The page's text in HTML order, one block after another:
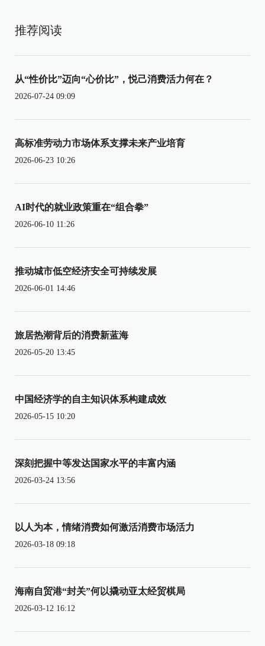
推荐阅读
从“性价比”迈向“心价比”，悦己消费活力何在？
2026-07-24 09:09
高标准劳动力市场体系支撑未来产业培育
2026-06-23 10:26
AI时代的就业政策重在“组合拳”
2026-06-10 11:26
推动城市低空经济安全可持续发展
2026-06-01 14:46
旅居热潮背后的消费新蓝海
2026-05-20 13:45
中国经济学的自主知识体系构建成效
2026-05-15 10:20
深刻把握中等发达国家水平的丰富内涵
2026-03-24 13:56
以人为本，情绪消费如何激活消费市场活力
2026-03-18 09:18
海南自贸港“封关”何以撬动亚太经贸棋局
2026-03-12 16:12